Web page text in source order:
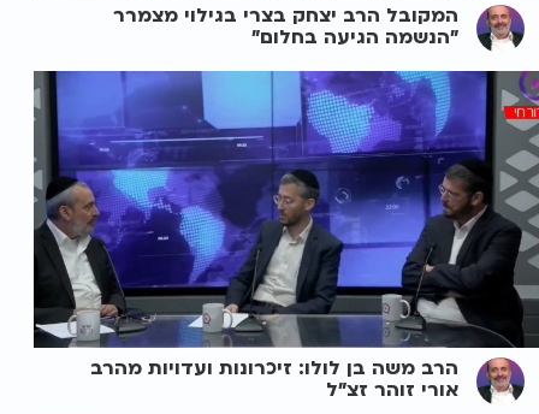
המקובל הרב יצחק בצרי בגילוי מצמרר
"הנשמה הגיעה בחלום"
הרב משה בן לולו: זיכרונות ועדויות מהרב
אורי זוהר זצ"ל